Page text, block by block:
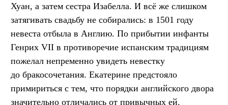
Хуан, а затем сестра Изабелла. И всё же слишком
затягивать свадьбу не собирались: в 1501 году
невеста отбыла в Англию. По прибытии инфанты
Генрих VII в противоречие испанским традициям
пожелал непременно увидеть невестку
до бракосочетания. Екатерине предстояло
примириться с тем, что порядки английского двора
значительно отличались от привычных ей.